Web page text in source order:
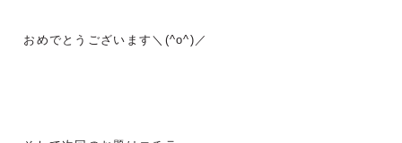
おめでとうございます＼(^o^)／